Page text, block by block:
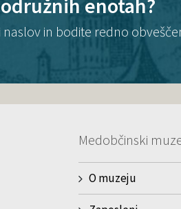
enotah?
naslov in bodite redno
Medobčinski
O muzeju